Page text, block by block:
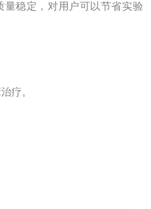
量稳定，对用户可以节省实验
疗。